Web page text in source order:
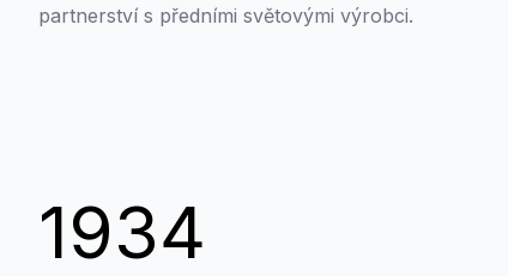
partnerství s předními světovými výrobci.
1934